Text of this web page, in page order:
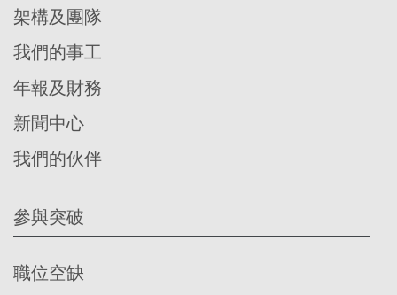
架構及團隊
我們的事工
年報及財務
新聞中心
我們的伙伴
參與突破
職位空缺